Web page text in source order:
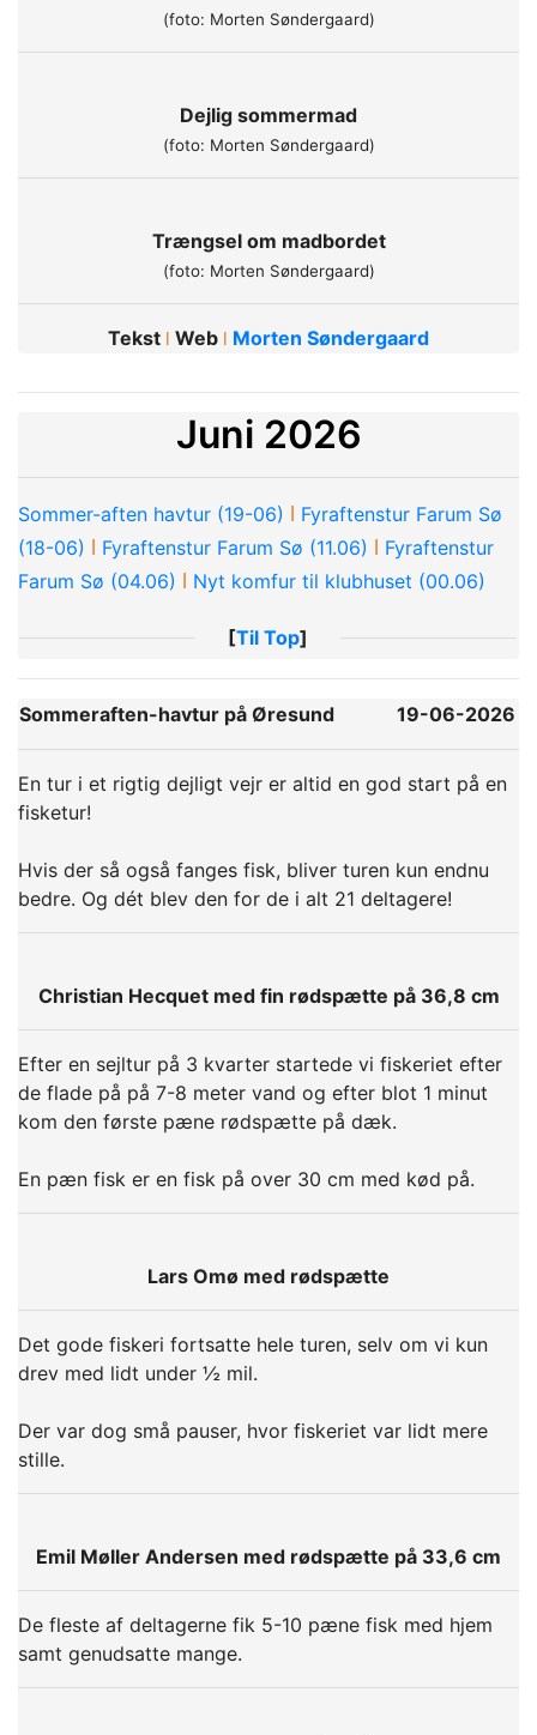
(foto: Morten Søndergaard)
Dejlig sommermad
(foto: Morten Søndergaard)
Trængsel om madbordet
(foto: Morten Søndergaard)
Tekst ǀ Web ǀ Morten Søndergaard
Juni 2026
Sommer-aften havtur (19-06) ǀ Fyraftenstur Farum Sø
(18-06) ǀ Fyraftenstur Farum Sø (11.06) ǀ Fyraftenstur
Farum Sø (04.06) ǀ Nyt komfur til klubhuset (00.06)
[Til Top]
Sommeraften-havtur på Øresund 19-06-2026
En tur i et rigtig dejligt vejr er altid en god start på en
fisketur!
Hvis der så også fanges fisk, bliver turen kun endnu
bedre. Og dét blev den for de i alt 21 deltagere!
Christian Hecquet med fin rødspætte på 36,8 cm
Efter en sejltur på 3 kvarter startede vi fiskeriet efter
de flade på på 7-8 meter vand og efter blot 1 minut
kom den første pæne rødspætte på dæk.
En pæn fisk er en fisk på over 30 cm med kød på.
Lars Omø med rødspætte
Det gode fiskeri fortsatte hele turen, selv om vi kun
drev med lidt under ½ mil.
Der var dog små pauser, hvor fiskeriet var lidt mere
stille.
Emil Møller Andersen med rødspætte på 33,6 cm
De fleste af deltagerne fik 5-10 pæne fisk med hjem
samt genudsatte mange.